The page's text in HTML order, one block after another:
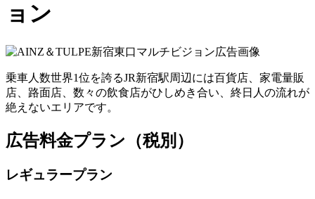
ョン
乗車人数世界1位を誇るJR新宿駅周辺には百貨店、家電量販
店、路面店、数々の飲食店がひしめき合い、終日人の流れが
絶えないエリアです。
広告料金プラン（税別）
レギュラープラン